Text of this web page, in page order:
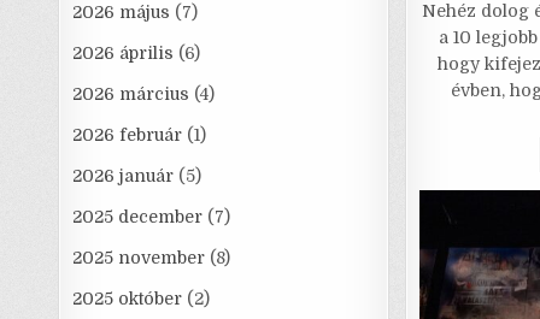
c
e
b
o
Nehéz dolog
a 10
hogy
évben,
2026 május (7)
2026 április (6)
2026 március (4)
2026 február (1)
2026 január (5)
2025 december (7)
2025 november (8)
2025 október (2)